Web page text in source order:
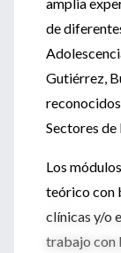
de
Gutiérrez,
Sectores de
Los
teórico con
clínicas y/o
trabajo con